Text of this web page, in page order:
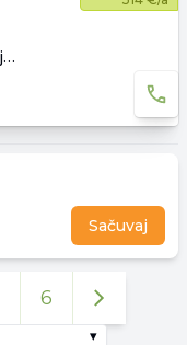
poljoprivredno zemljište | 29 a | uknjiženo
Sačuvaj
6
▾